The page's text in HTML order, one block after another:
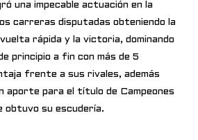
una impecable actuación en la
carreras disputadas obteniendo la
rápida y la victoria, dominando
principio a fin con más de 5
frente a sus rivales, además
aporte para el título de Campeones
obtuvo su escudería.